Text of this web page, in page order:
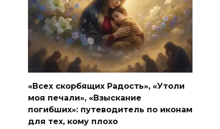
«Всех скорбящих Радость», «Утоли
моя печали», «Взыскание
погибших»: путеводитель по иконам
для тех, кому плохо